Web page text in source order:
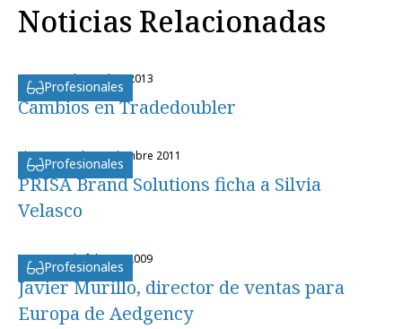
Noticias Relacionadas
Profesionales
lunes, 14 de octubre 2013
Cambios en Tradedoubler
Profesionales
viernes, 16 de septiembre 2011
PRISA Brand Solutions ficha a Silvia
Velasco
Profesionales
lunes, 16 de febrero 2009
Javier Murillo, director de ventas para
Europa de Aedgency